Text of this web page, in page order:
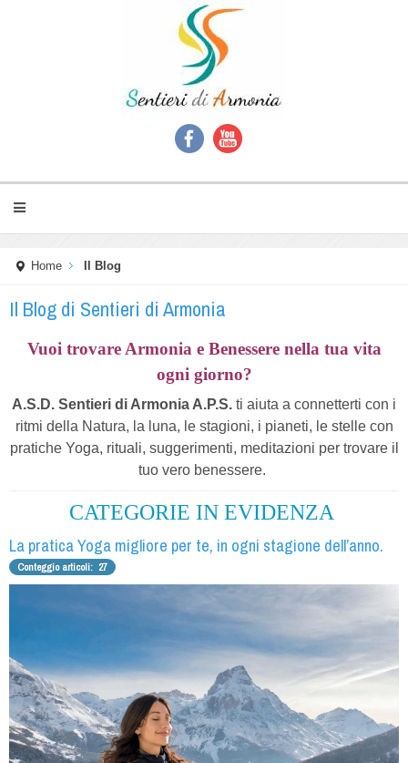
Home Il Blog
Il Blog di Sentieri di Armonia
Vuoi trovare Armonia e Benessere nella tua vita
ogni giorno?
A.S.D. Sentieri di Armonia A.P.S. ti aiuta a connetterti con i
ritmi della Natura, la luna, le stagioni, i pianeti, le stelle con
pratiche Yoga, rituali, suggerimenti, meditazioni per trovare il
tuo vero benessere.
CATEGORIE IN EVIDENZA
La pratica Yoga migliore per te, in ogni stagione dell’anno.
Conteggio articoli: 27